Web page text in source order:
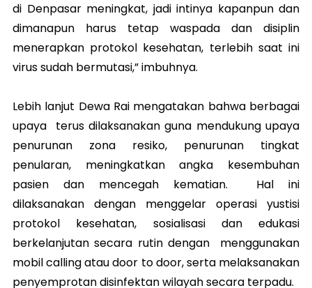
di Denpasar meningkat, jadi intinya kapanpun dan
dimanapun harus tetap waspada dan disiplin
menerapkan protokol kesehatan, terlebih saat ini
virus sudah bermutasi,” imbuhnya.
Lebih lanjut Dewa Rai mengatakan bahwa berbagai
upaya terus dilaksanakan guna mendukung upaya
penurunan zona resiko, penurunan tingkat
penularan, meningkatkan angka kesembuhan
pasien dan mencegah kematian. Hal ini
dilaksanakan dengan menggelar operasi yustisi
protokol kesehatan, sosialisasi dan edukasi
berkelanjutan secara rutin dengan menggunakan
mobil calling atau door to door, serta melaksanakan
penyemprotan disinfektan wilayah secara terpadu.